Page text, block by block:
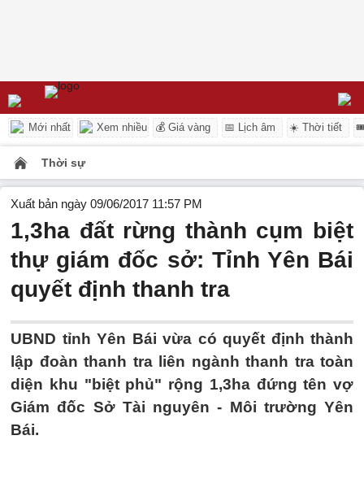
Mới nhất Xem nhiều 💰 Giá vàng 📅 Lịch âm ☀️ Thời tiết
Thời sự
Xuất bản ngày 09/06/2017 11:57 PM
1,3ha đất rừng thành cụm biệt
thự giám đốc sở: Tỉnh Yên Bái
quyết định thanh tra
UBND tỉnh Yên Bái vừa có quyết định thành
lập đoàn thanh tra liên ngành thanh tra toàn
diện khu "biệt phủ" rộng 1,3ha đứng tên vợ
Giám đốc Sở Tài nguyên - Môi trường Yên
Bái.